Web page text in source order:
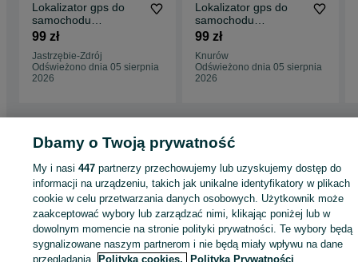
Lokalizator gps do
samochodu
monitoring auta
TOLL
99 zł
Jastrzębie-Zdrój
Odświeżono dnia 05 sierpnia
2026
Lokalizator gps do
samochodu
monitoring auta
TOLL
99 zł
Knurów
Odświeżono dnia 05 sierpnia
2026
Strona główna Motoryzacja Części samochodowe
KATEGORIA
ID:715159369 Wyświetlenia:
Dbamy o Twoją prywatność
My i nasi447 partnerzy przechowujemy lub uzyskujemy dostęp do
informacji na urządzeniu, takich jak unikalne identyfikatory w plikach
cookie w celu przetwarzania danych osobowych. Użytkownik może
zaakceptować wybory lub zarządzać nimi, klikając poniżej lub w
dowolnym momencie na stronie polityki prywatności. Te wybory będą
sygnalizowane naszym partnerom i nie będą miały wpływu na dane
przeglądania. Polityka cookies, Polityka Prywatności